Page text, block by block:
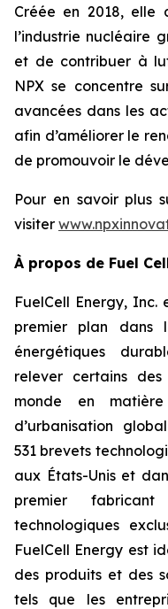
Créée en 2018, elle
l’industrie nucléaire
et de contribuer à
NPX se concentre
avancées dans les
afin d’améliorer le
de promouvoir le
Pour en savoir plus
visiter
À propos de Fuel
FuelCell Energy, Inc.
premier plan dans
énergétiques
relever certains
monde en
d’urbanisation
531 brevets
aux États-Unis et
premier
technologiques
FuelCell Energy est
des produits et des
tels que les